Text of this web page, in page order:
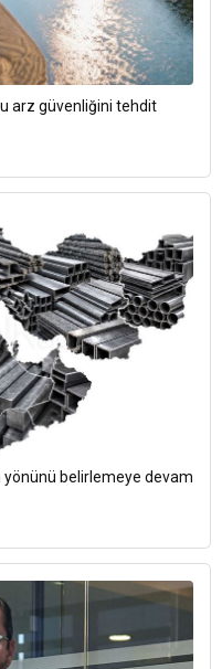
arz güvenliğini tehdit
yönünü belirlemeye devam